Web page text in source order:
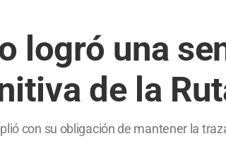
logró una
de la
con su obligación de mantener la